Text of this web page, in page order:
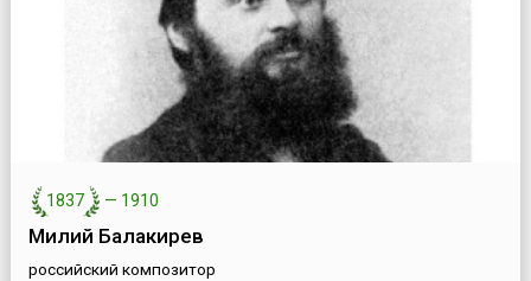
1837 — 1910
Милий Балакирев
российский композитор